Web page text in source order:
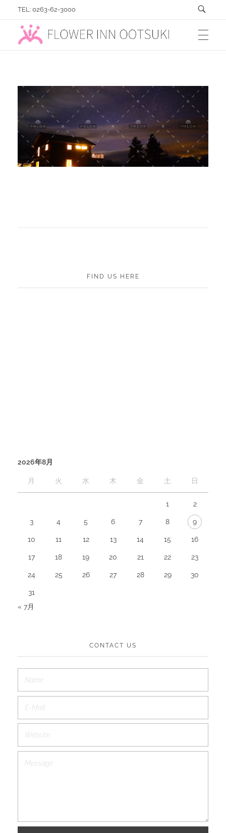
TEL: 0263-62-3000
FIND US HERE
2026年8月
月 火 水 木 金 土 日
1 2
3 4 5 6 7 8 9
10 11 12 13 14 15 16
17 18 19 20 21 22 23
24 25 26 27 28 29 30
31
« 7月
CONTACT US